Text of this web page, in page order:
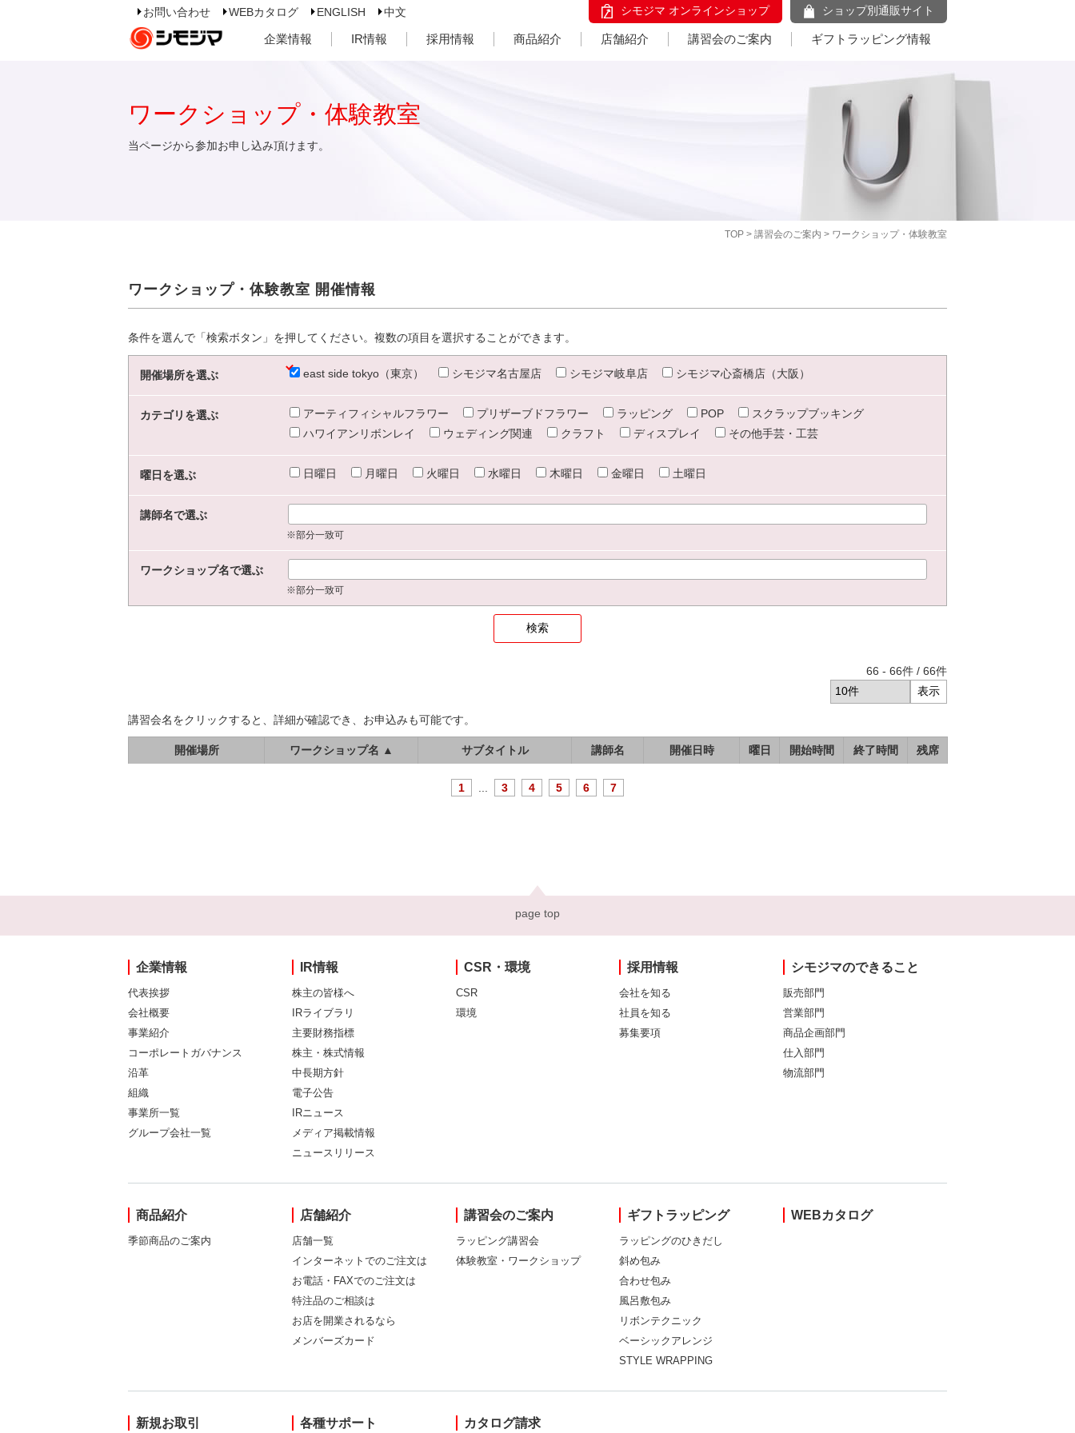
お問い合わせ WEBカタログ ENGLISH 中文 シモジマ オンラインショップ ショップ別通販サイト
企業情報 IR情報 採用情報 商品紹介 店舗紹介 講習会のご案内 ギフトラッピング情報
TOP > 講習会のご案内 > ワークショップ・体験教室
ワークショップ・体験教室
当ページから参加お申し込み頂けます。
ワークショップ・体験教室 開催情報
条件を選んで「検索ボタン」を押してください。複数の項目を選択することができます。
開催場所を選ぶ east side tokyo（東京） シモジマ名古屋店 シモジマ岐阜店 シモジマ心斎橋店（大阪）
カテゴリを選ぶ アーティフィシャルフラワー プリザーブドフラワー ラッピング POP
スクラップブッキング
ハワイアンリボンレイ
ウェディング関連 クラフト ディスプレイ その他手芸・工芸
曜日を選ぶ 日曜日 月曜日 火曜日 水曜日 木曜日 金曜日 土曜日
講師名で選ぶ
※部分一致可
ワークショップ名で選ぶ
※部分一致可
66 - 66件 / 66件
講習会名をクリックすると、詳細が確認でき、お申込みも可能です。
開催場所 ワークショップ名 ▲ サブタイトル 講師名 開催日時 曜日 開始時間 終了時間 残席
1 3 4 5 6 7
page top
企業情報
代表挨拶
会社概要
事業紹介
コーポレートガバナンス
沿革
組織
事業所一覧
グループ会社一覧
IR情報
株主の皆様へ
IRライブラリ
主要財務指標
株主・株式情報
中長期方針
電子公告
IRニュース
メディア掲載情報
ニュースリリース
CSR・環境
CSR
環境
採用情報
会社を知る
社員を知る
募集要項
シモジマのできること
販売部門
営業部門
商品企画部門
仕入部門
物流部門
商品紹介
季節商品のご案内
店舗紹介
店舗一覧
インターネットでのご注文は
お電話・FAXでのご注文は
特注品のご相談は
お店を開業されるなら
メンバーズカード
講習会のご案内
ラッピング講習会
体験教室・ワークショップ
ギフトラッピング
ラッピングのひきだし
斜め包み
合わせ包み
風呂敷包み
リボンテクニック
ベーシックアレンジ
STYLE WRAPPING
WEBカタログ
新規お取引 各種サポート カタログ請求